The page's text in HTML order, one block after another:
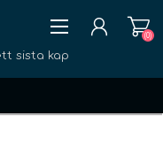
sista kap
(0)